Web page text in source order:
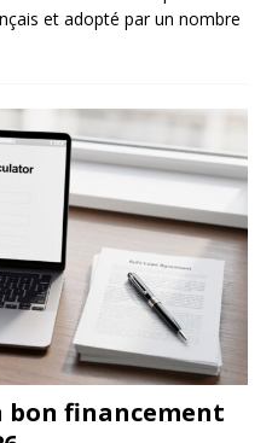
et adopté par un nombre
bon financement